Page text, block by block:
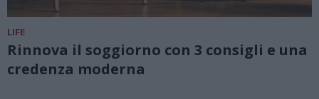
LIFE
Rinnova il soggiorno con 3 consigli e una
credenza moderna